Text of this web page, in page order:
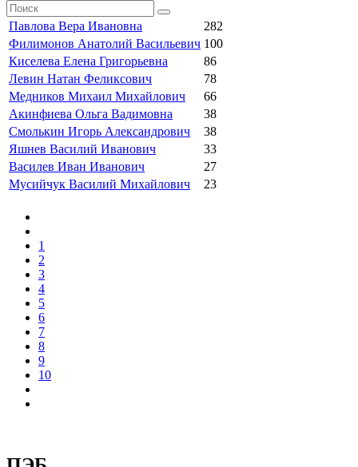
Павлова Вера Ивановна
282
Филимонов Анатолий Васильевич 100
Киселева Елена Григорьевна
86
Левин Натан Феликсович
78
Медников Михаил Михайлович
66
Акинфиева Ольга Вадимовна
38
Смолькин Игорь Александрович
38
Яшнев Василий Иванович
33
Василев Иван Иванович
27
Мусийчук Василий Михайлович
23
1
2
3
4
5
6
7
8
9
10